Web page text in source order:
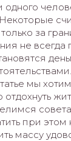
одного
за
не всегда
мы
отдохнуть
при
массу